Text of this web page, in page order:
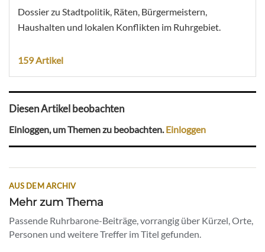
Dossier zu Stadtpolitik, Räten, Bürgermeistern,
Haushalten und lokalen Konflikten im Ruhrgebiet.
159 Artikel
Diesen Artikel beobachten
Einloggen, um Themen zu beobachten.Einloggen
AUS DEM ARCHIV
Mehr zum Thema
Passende Ruhrbarone-Beiträge, vorrangig über Kürzel, Orte,
Personen und weitere Treffer im Titel gefunden.